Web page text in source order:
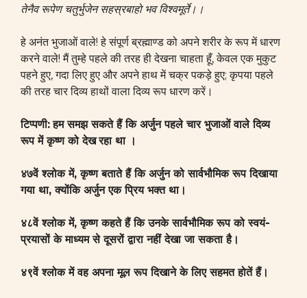
तेनैव रूपेण चतुर्भुजेन सहस्रबाहो भव विश्वमूर्ते।।
हे अनंत भुजाओं वाले! हे संपूर्ण ब्रह्माण्ड को अपने शरीर के रूप में धारण
करने वाले! मैं तुम्हे पहले की तरह ही देखना चाहता हूँ, केवल एक मुकुट
पहने हुए, गदा लिए हुए और अपने हाथ में चक्र पकड़े हुए; कृपया पहले
की तरह चार दिव्य हाथों वाला दिव्य रूप धारण करें।
टिप्पणी: हम समझ सकते हैं कि अर्जुन पहले चार भुजाओं वाले दिव्य
रूप में कृष्ण को देख रहा था ।
४७वें श्लोक में, कृष्ण बताते हैं कि अर्जुन को सार्वभौमिक रूप दिखाया
गया था, क्योंकि अर्जुन एक प्रिय भक्त था।
४८वें श्लोक में, कृष्ण कहते हैं कि उनके सार्वभौमिक रूप को स्वयं-
प्रयासों के माध्यम से दूसरों द्वारा नहीं देखा जा सकता है।
४९वें श्लोक में वह अपना मूल रूप दिखाने के लिए सहमत होतें हैं।